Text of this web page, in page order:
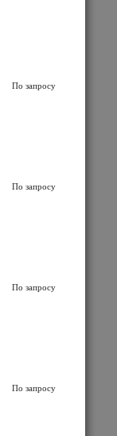
По запросу
По запросу
По запросу
По запросу